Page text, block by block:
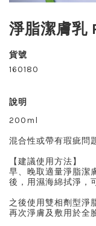
淨脂潔膚
貨號
160180
說明
200ml
混合性或帶有瑕疵問
【建議使用方法】
早、晚取適量淨脂潔
後，用濕海綿拭淨，
之後使用雙相劑型淨
再次淨膚及敷用於全